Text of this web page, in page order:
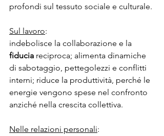
profondi sul tessuto sociale e culturale.
Sul lavoro:
indebolisce la collaborazione e la
fiducia reciproca; alimenta dinamiche
di sabotaggio, pettegolezzi e conflitti
interni; riduce la produttività, perché le
energie vengono spese nel confronto
anziché nella crescita collettiva.
Nelle relazioni personali: